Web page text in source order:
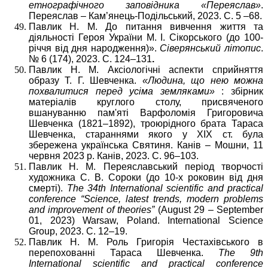
етнографічного заповідника «Переяслав».
Переяслав – Кам’янець-Подільський, 2023. С. 5 –68.
Павлик Н. М. До питання вивчення життя та
діяльності Героя України М. І. Сікорського (до 100-
річчя від дня народження)». Сіверянський літопис.
№ 6 (174), 2023. С. 124–131.
Павлик Н. М. Аксіологічні аспекти сприйняття
образу Т. Г. Шевченка. «Людина, що нею можна
похвалитися перед усіма земляками»: збірник
матеріалів круглого столу, присвяченого
вшануванню пам'яті Варфоломія Григоровича
Шевченка (1821–1892), троюрідного брата Тараса
Шевченка, стараннями якого у ХІХ ст. була
збережена українська Святиня. Канів – Мошни, 11
червня 2023 р. Канів, 2023. С. 96–103.
Павлик Н. М. Переяславський період творчості
художника С. В. Сороки (до 10-х роковин від дня
смерті). The 34th International scientific and practical
conference “Science, latest trends, modern problems
and improvement of theories”(August 29 – September
01, 2023) Warsaw, Poland. International Science
Group, 2023. С. 12–19.
Павлик Н. М. Роль Григорія Честахівського в
перепохованні Тараса Шевченка. The 9th
International scientific and practical conference